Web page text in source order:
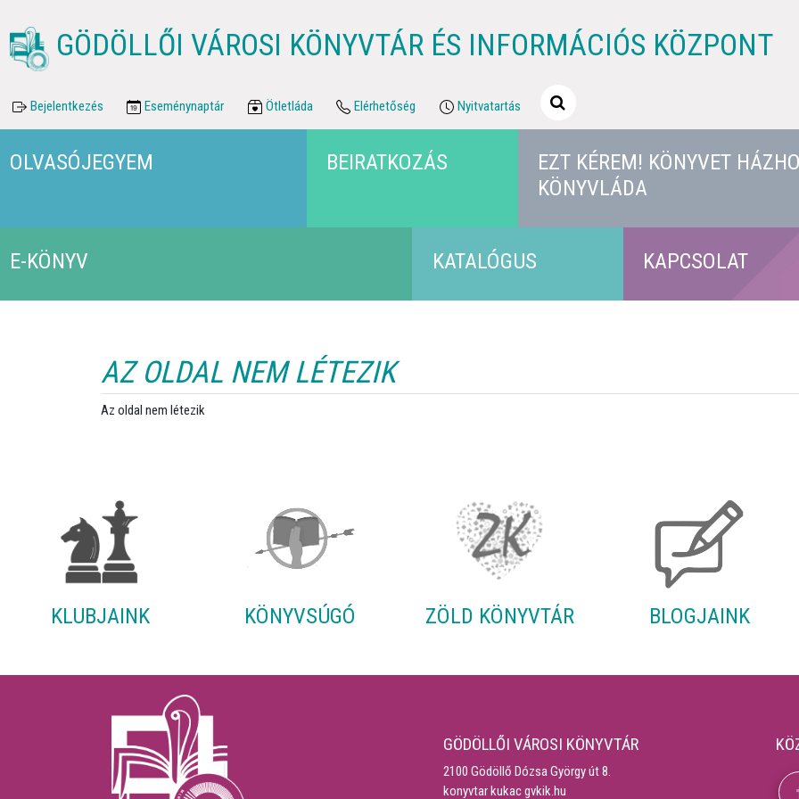
GÖDÖLLŐI VÁROSI KÖNYVTÁR ÉS INFORMÁCIÓS KÖZPONT
Bejelentkezés Eseménynaptár Ötletláda Elérhetőség Nyitvatartás
OLVASÓJEGYEM BEIRATKOZÁS
EZT KÉREM! KÖNYVET
KÖNYVLÁDA
E-KÖNYV KATALÓGUS KAPCSOLAT
AZ OLDAL NEM LÉTEZIK
Az oldal nem létezik
KLUBJAINK KÖNYVSÚGÓ ZÖLD KÖNYVTÁR BLOGJAINK
GÖDÖLLŐI VÁROSI KÖNYVTÁR
2100 Gödöllő Dózsa György út 8.
konyvtar kukac gvkik.hu